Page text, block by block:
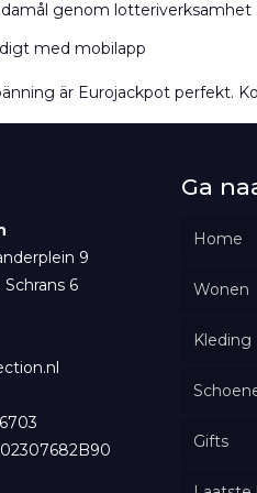
genom lotteriverksamhet
med mobilapp
är Eurojackpot perfekt.
9
6
Ga
Home
Wonen
Kleding
Shirts
Gifts